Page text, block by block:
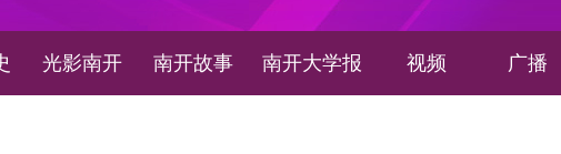
光影南开 南开故事 南开大学报 视频 广播